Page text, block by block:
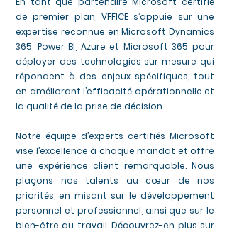
de premier plan, VFFICE s’appuie sur une
expertise reconnue en Microsoft Dynamics
365, Power BI, Azure et Microsoft 365 pour
déployer des technologies sur mesure qui
répondent à des enjeux spécifiques, tout
en améliorant l’efficacité opérationnelle et
la qualité de la prise de décision.
Notre équipe d’experts certifiés Microsoft
vise l’excellence à chaque mandat et offre
une expérience client remarquable. Nous
plaçons nos talents au cœur de nos
priorités, en misant sur le développement
personnel et professionnel, ainsi que sur le
bien-être au travail. Découvrez-en plus sur